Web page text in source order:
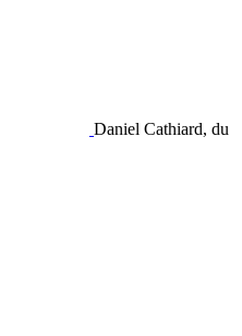
Daniel Cathiard, du